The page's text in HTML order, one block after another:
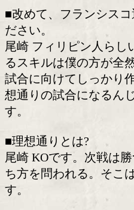
尾崎 タイトルマッ
に嬉しいです。落
ってこられるとは
れている立場に感
■今年5月に試合を
尾崎 元々、7月に
の試合のおかげで
し、スムーズに進